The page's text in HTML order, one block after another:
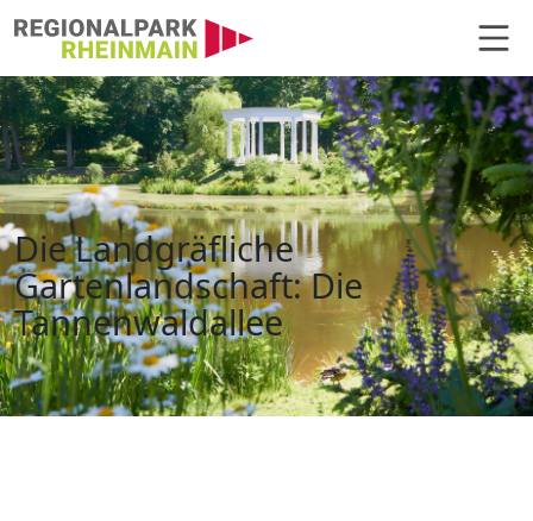
Die Landgräfliche
Hauptnavigation
Die Landgräfliche
Gartenlandschaft: Die
Tannenwaldallee